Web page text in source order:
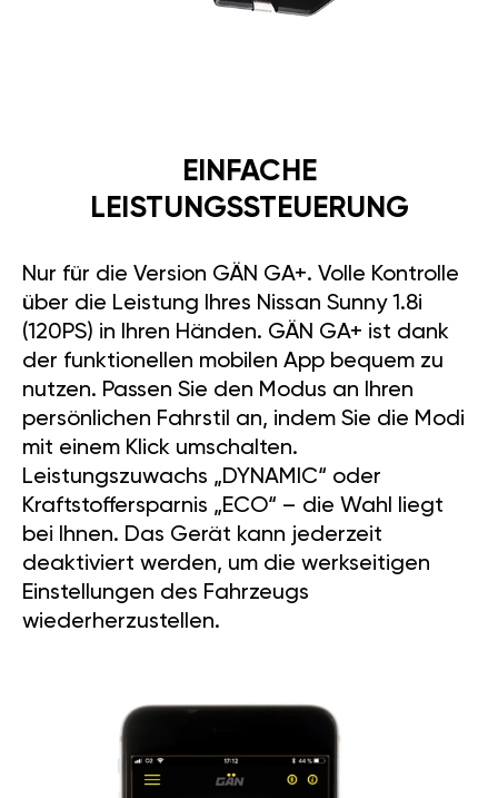
EINFACHE
LEISTUNGSSTEUERUNG
Nur für die Version GÄN GA+. Volle Kontrolle
über die Leistung Ihres Nissan Sunny 1.8i
(120PS) in Ihren Händen. GÄN GA+ ist dank
der funktionellen mobilen App bequem zu
nutzen. Passen Sie den Modus an Ihren
persönlichen Fahrstil an, indem Sie die Modi
mit einem Klick umschalten.
Leistungszuwachs „DYNAMIC“ oder
Kraftstoffersparnis „ECO“ – die Wahl liegt
bei Ihnen. Das Gerät kann jederzeit
deaktiviert werden, um die werkseitigen
Einstellungen des Fahrzeugs
wiederherzustellen.